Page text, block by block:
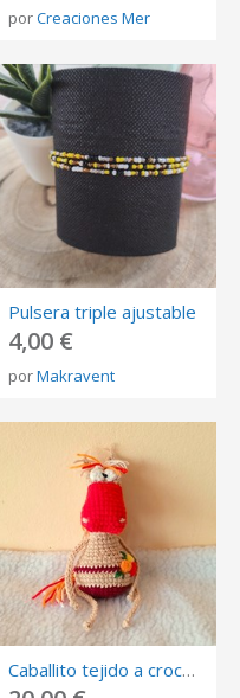
porCreaciones Mer
Pulsera triple ajustable
4,00 €
porMakravent
Caballito tejido a crochet